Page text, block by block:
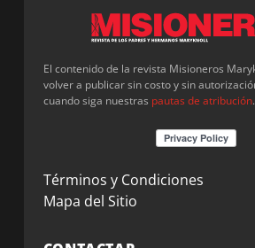
El contenido de la revista Misioneros
volver a publicar sin costo y sin
cuando siga nuestras pautas de atribución.
Términos y Condiciones
Mapa del Sitio